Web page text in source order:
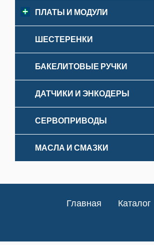
ПЛАТЫ И МОДУЛИ
ШЕСТЕРЕНКИ
БАКЕЛИТОВЫЕ РУЧКИ
ДАТЧИКИ И ЭНКОДЕРЫ
СЕРВОПРИВОДЫ
МАСЛА И СМАЗКИ
Главная Каталог